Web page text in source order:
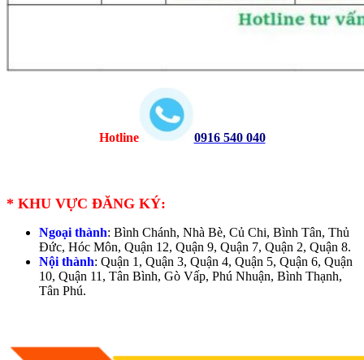
Hotline 0916 540 040
* KHU VỰC ĐĂNG KÝ:
Ngoại thành: Bình Chánh, Nhà Bè, Củ Chi, Bình Tân, Thủ
Đức, Hóc Môn, Quận 12, Quận 9, Quận 7, Quận 2, Quận 8.
Nội thành: Quận 1, Quận 3, Quận 4, Quận 5, Quận 6, Quận
10, Quận 11, Tân Bình, Gò Vấp, Phú Nhuận, Bình Thạnh,
Tân Phú.